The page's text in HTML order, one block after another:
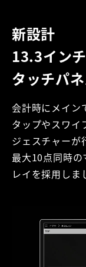
新設計
13.3イン
タッチパ
会計時にメイン
タップやスワイ
ジェスチャーが
最大10点同時
レイを採用しま